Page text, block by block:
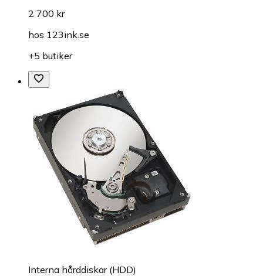
2 700 kr
hos 123ink.se
+5 butiker
Interna hårddiskar (HDD)